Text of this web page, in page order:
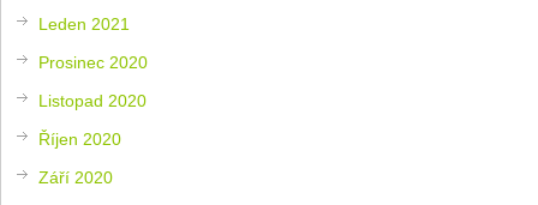
Leden 2021
Prosinec 2020
Listopad 2020
Říjen 2020
Září 2020